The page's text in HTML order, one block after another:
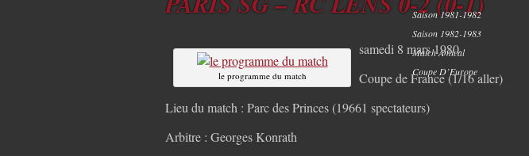
Saison 1981-1982
Saison 1982-1983
Match Amical
Coupe D’Europe
le programme du match
samedi 8 mars 1980
Coupe de France (1/16 aller)
Lieu du match : Parc des Princes (19661 spectateurs)
Arbitre : Georges Konrath